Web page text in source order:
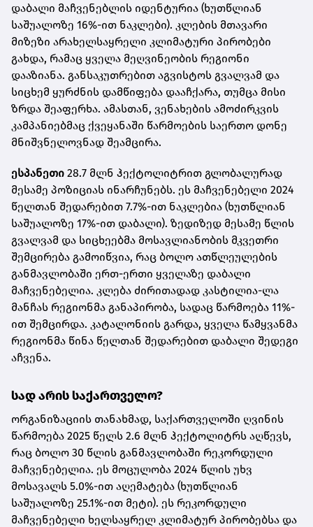
დაბალი მაჩვენებლის იდენტურია (ხუთწლიან
საშუალოზე 16%-ით ნაკლები). კლების მთავარი
მიზეზი არახელსაყრელი კლიმატური პირობები
გახდა, რამაც ყველა მეღვინეობის რეგიონი
დააზიანა. განსაკუთრებით აგვისტოს გვალვამ და
სიცხემ ყურძნის დამწიფება დააჩქარა, თუმცა მისი
ზრდა შეაფერხა. ამასთან, ვენახების ამოძირკვის
კამპანიებმაც ქვეყანაში წარმოების საერთო დონე
მნიშვნელოვნად შეამცირა.
ესპანეთი 28.7 მლნ ჰექტოლიტრით გლობალურად
მესამე პოზიციას ინარჩუნებს. ეს მაჩვენებელი 2024
წელთან შედარებით 7.7%-ით ნაკლებია (ხუთწლიან
საშუალოზე 17%-ით დაბალი). ზედიზედ მესამე წლის
გვალვამ და სიცხეებმა მოსავლიანობის მკვეთრი
შემცირება გამოიწვია, რაც ბოლო ათწლეულების
განმავლობაში ერთ-ერთი ყველაზე დაბალი
მაჩვენებელია. კლება ძირითადად კასტილია-ლა
მანჩას რეგიონმა განაპირობა, სადაც წარმოება 11%-
ით შემცირდა. კატალონიის გარდა, ყველა წამყვანმა
რეგიონმა წინა წელთან შედარებით დაბალი შედეგი
აჩვენა.
სად არის საქართველო?
ორგანიზაციის თანახმად, საქართველოში ღვინის
წარმოება 2025 წელს 2.6 მლნ ჰექტოლიტრს აღწევს,
რაც ბოლო 30 წლის განმავლობაში რეკორდული
მაჩვენებელია. ეს მოცულობა 2024 წლის უხვ
მოსავალს 5.0%-ით აღემატება (ხუთწლიან
საშუალოზე 25.1%-ით მეტი). ეს რეკორდული
მაჩვენებელი ხელსაყრელ კლიმატურ პირობებსა და